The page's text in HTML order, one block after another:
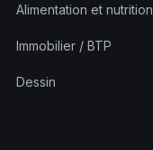
Alimentation et nutrition
Immobilier / BTP
Dessin